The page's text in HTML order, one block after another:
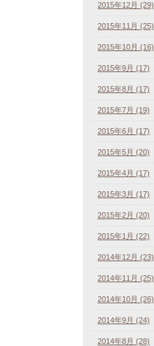
2015年12月 (29)
2015年11月 (25)
2015年10月 (16)
2015年9月 (17)
2015年8月 (17)
2015年7月 (19)
2015年6月 (17)
2015年5月 (20)
2015年4月 (17)
2015年3月 (17)
2015年2月 (20)
2015年1月 (22)
2014年12月 (23)
2014年11月 (25)
2014年10月 (26)
2014年9月 (24)
2014年8月 (28)